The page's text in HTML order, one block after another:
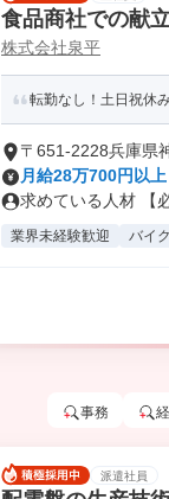
食品商社での献
株式会社泉平
転勤なし！土日祝休
〒651-2228兵庫県
月給28万700円以上
求めている人材 【
業界未経験歓迎 バイ
事務
派遣社員